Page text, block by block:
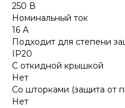
250 В
Номинальный ток
16 А
Подходит для степени
IP20
С откидной крышкой
Нет
Со шторками (защита от
Нет